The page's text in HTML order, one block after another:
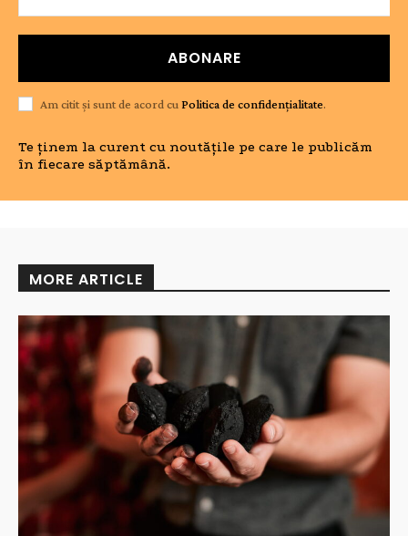
ABONARE
Am citit și sunt de acord cu Politica de confidențialitate.
Te ținem la curent cu noutățile pe care le publicăm
în fiecare săptămână.
MORE ARTICLE